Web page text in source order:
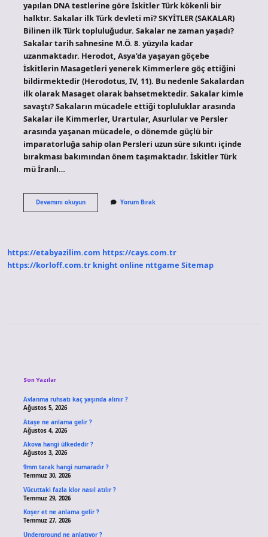
yapılan DNA testlerine göre İskitler Türk kökenli bir
halktır. Sakalar ilk Türk devleti mi? SKYİTLER (SAKALAR)
Bilinen ilk Türk topluluğudur. Sakalar ne zaman yaşadı?
Sakalar tarih sahnesine M.Ö. 8. yüzyıla kadar
uzanmaktadır. Herodot, Asya’da yaşayan göçebe
İskitlerin Masagetleri yenerek Kimmerlere göç ettiğini
bildirmektedir (Herodotus, IV, 11). Bu nedenle Sakalardan
ilk olarak Masaget olarak bahsetmektedir. Sakalar kimle
savaştı? Sakaların mücadele ettiği topluluklar arasında
Sakalar ile Kimmerler, Urartular, Asurlular ve Persler
arasında yaşanan mücadele, o dönemde güçlü bir
imparatorluğa sahip olan Persleri uzun süre sıkıntı içinde
bırakması bakımından önem taşımaktadır. İskitler Türk
mü İranlı…
Devamını okuyunSakalar
Ne
Yorum Bırak
https://etabyazilim.com https://cays.com.tr
https://korloff.com.tr knight online nttgame Sitemap
Son Yazılar
Avlanma ruhsatı kaç yaşında alınır ?
Ağustos 5, 2026
Ataşe ne anlama gelir ?
Ağustos 4, 2026
Akova hangi ülkededir ?
Ağustos 3, 2026
9mm tarak hangi numaradır ?
Temmuz 30, 2026
Vücuttaki fazla klor nasıl atılır ?
Temmuz 29, 2026
Koşer et ne anlama gelir ?
Temmuz 27, 2026
Underground ne anlatıyor ?